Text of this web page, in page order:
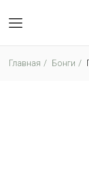
Главная Бонги